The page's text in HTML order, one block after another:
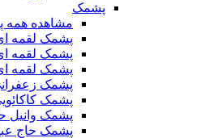
پشمک
مشاهده همه
پشمک لقمه ای
پشمک لقمه ای
پشمک لقمه
پشمک زعفرانی
پشمک کاکائویی
پشمک وانیل حاج
پشمک حاج